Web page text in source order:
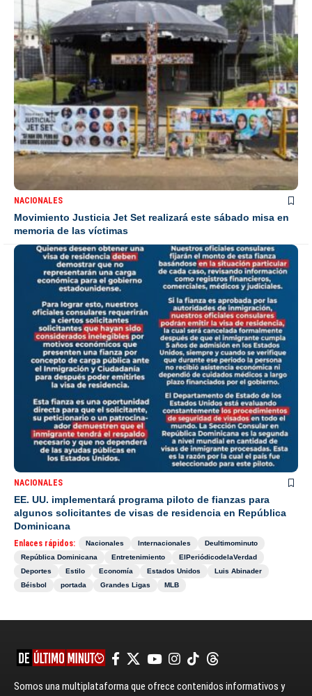
NACIONALES
Movimiento Justicia Jet Set realizará este sábado misa en
memoria de las víctimas
NACIONALES
EE. UU. implementará programa piloto de fianzas para
algunos solicitantes de visas de residencia en República
Dominicana
Enlaces rápidos: Nacionales Internacionales
Deultimominuto
República Dominicana
Entretenimiento
ElPeriódicodelaVerdad
Deportes
Estilo Economía Estados Unidos
Luis Abinader
Béisbol
portada Grandes Ligas MLB
Somos una multiplataforma que ofrece contenidos informativos y